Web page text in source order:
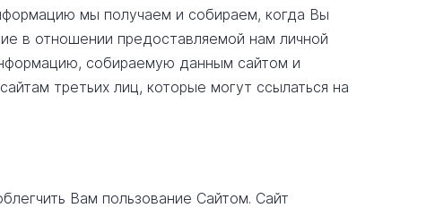
мы получаем и собираем, когда Вы
в отношении предоставляемой нам личной
собираемую данным сайтом и
третьих лиц, которые могут ссылаться на
Вам пользование Сайтом. Сайт